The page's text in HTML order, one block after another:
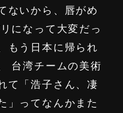
ないから、唇がめ
になって大変だっ
もう日本に帰られ
台湾チームの美術
て「浩子さん、凄
」ってなんかまた